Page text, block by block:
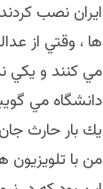
ايران نصب
ها ، وقتي از
مي كنند و يكي
دانشگاه مي
يك بار حارث
من با